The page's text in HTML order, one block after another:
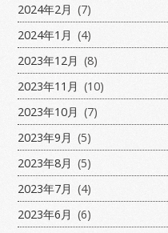
2024年2月 (7)
2024年1月 (4)
2023年12月 (8)
2023年11月 (10)
2023年10月 (7)
2023年9月 (5)
2023年8月 (5)
2023年7月 (4)
2023年6月 (6)